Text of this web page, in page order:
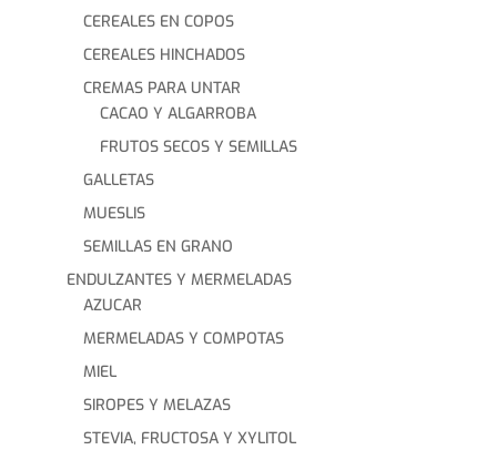
CEREALES EN COPOS
CEREALES HINCHADOS
CREMAS PARA UNTAR
CACAO Y ALGARROBA
FRUTOS SECOS Y SEMILLAS
GALLETAS
MUESLIS
SEMILLAS EN GRANO
ENDULZANTES Y MERMELADAS
AZUCAR
MERMELADAS Y COMPOTAS
MIEL
SIROPES Y MELAZAS
STEVIA, FRUCTOSA Y XYLITOL